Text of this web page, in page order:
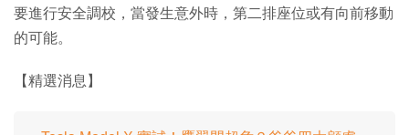
要進行安全調校，當發生意外時，第二排座位或有向前移動
的可能。
【精選消息】